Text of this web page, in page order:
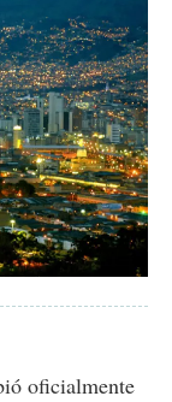
oficialmente